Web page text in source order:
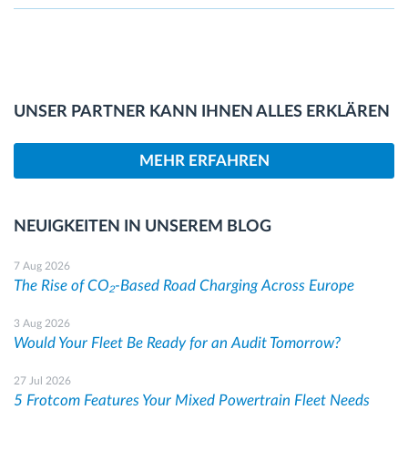
UNSER PARTNER KANN IHNEN ALLES ERKLÄREN
MEHR ERFAHREN
NEUIGKEITEN IN UNSEREM BLOG
7 Aug 2026
The Rise of CO₂-Based Road Charging Across Europe
3 Aug 2026
Would Your Fleet Be Ready for an Audit Tomorrow?
27 Jul 2026
5 Frotcom Features Your Mixed Powertrain Fleet Needs